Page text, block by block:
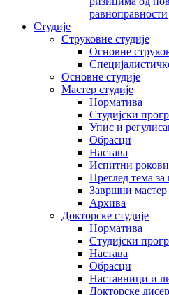
равноправности
Студије
Струковне студије
Основне
Основне студије
Мастер студије
Норматива
Студијски
Упис и
Обрасци
Настава
Испитни рокови
Преглед тема за
Завршни мастер
Архива
Докторске студије
Норматива
Студијски
Настава
Обрасци
Наставници и
Докторске